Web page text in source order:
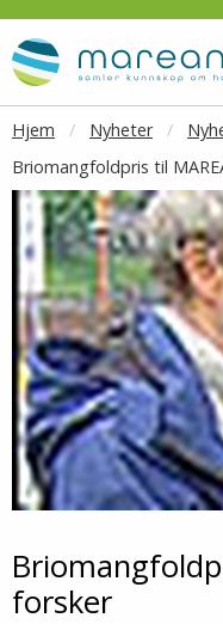
Gå til hovedinnhold
Hjem Nyheter
Briomangfoldpris til
forsker